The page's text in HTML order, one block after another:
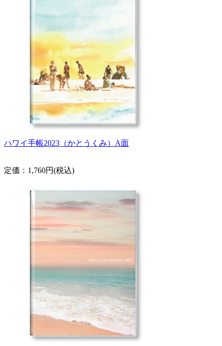
ハワイ手帳2023（かとうくみ）A面
定価：1,760円(税込)